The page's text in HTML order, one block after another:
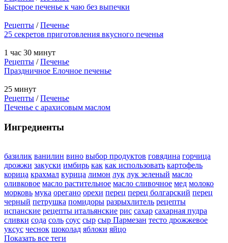
Быстрое печенье к чаю без выпечки
Рецепты /Печенье
25 секретов приготовления вкусного печенья
1 час 30 минут
Рецепты /Печенье
Праздничное Елочное печенье
25 минут
Рецепты /Печенье
Печенье с арахисовым маслом
Ингредиенты
базилик ванилин вино выбор продуктов говядина горчица
дрожжи закуски имбирь как как использовать картофель
корица крахмал курица лимон лук лук зеленый масло
оливковое масло растительное масло сливочное мед молоко
морковь мука орегано орехи перец перец болгарский перец
черный петрушка помидоры разрыхлитель рецепты
испанские рецепты итальянские рис сахар сахарная пудра
сливки сода соль соус сыр сыр Пармезан тесто дрожжевое
уксус чеснок шоколад яблоки яйцо
Показать все теги